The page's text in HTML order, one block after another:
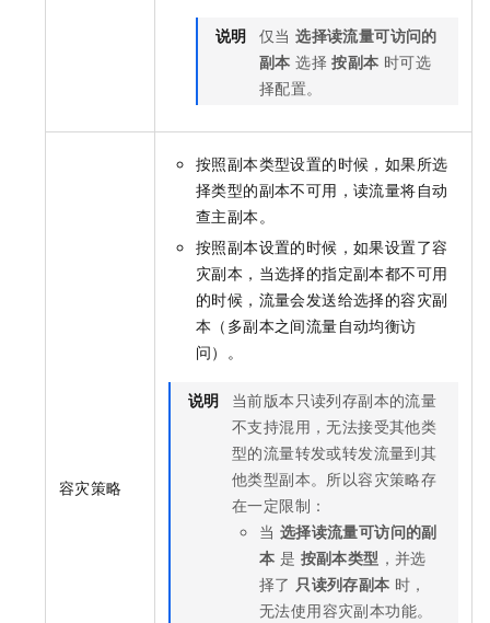
说明 仅当选择读流量可访问的
副本 选择按副本 时可选
择配置。
容灾策略
按照副本类型设置的时候，如果所选
择类型的副本不可用，读流量将自动
查主副本。
按照副本设置的时候，如果设置了容
灾副本，当选择的指定副本都不可用
的时候，流量会发送给选择的容灾副
本（多副本之间流量自动均衡访
问）。
说明
当前版本只读列存副本的流量
不支持混用，无法接受其他类
型的流量转发或转发流量到其
他类型副本。所以容灾策略存
在一定限制：
当 选择读流量可访问的副
本 是 按副本类型 ，并选
择了 只读列存副本 时，
无法使用容灾副本功能。